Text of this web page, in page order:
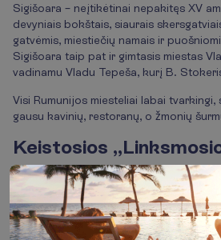
Sigišoara – neįtikėtinai nepakitęs XV
devyniais bokštais, siaurais
gatvėmis, miestiečių namais ir
Sigišoara taip pat ir gimtasis miestas
vadinamu Vladu Tepeša, kurį B.
Visi Rumunijos miesteliai labai tvarkingi,
gausu kavinių, restoranų, o žmonių
Keistosios
Linksmosios Sapantos kapinaitės – dar
įžymybė, tapusi muziejumi ir
Šio Unesko saugomo objekto tikrasis
Cimitirul Vesel . Anot anksčiau čia